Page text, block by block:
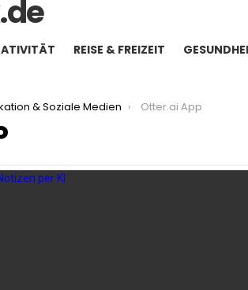
REISE & FREIZEIT
& Soziale Medien Otter.ai App